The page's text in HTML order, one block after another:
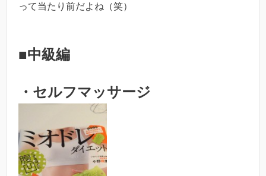
って当たり前だよね（笑）
■中級編
・セルフマッサージ